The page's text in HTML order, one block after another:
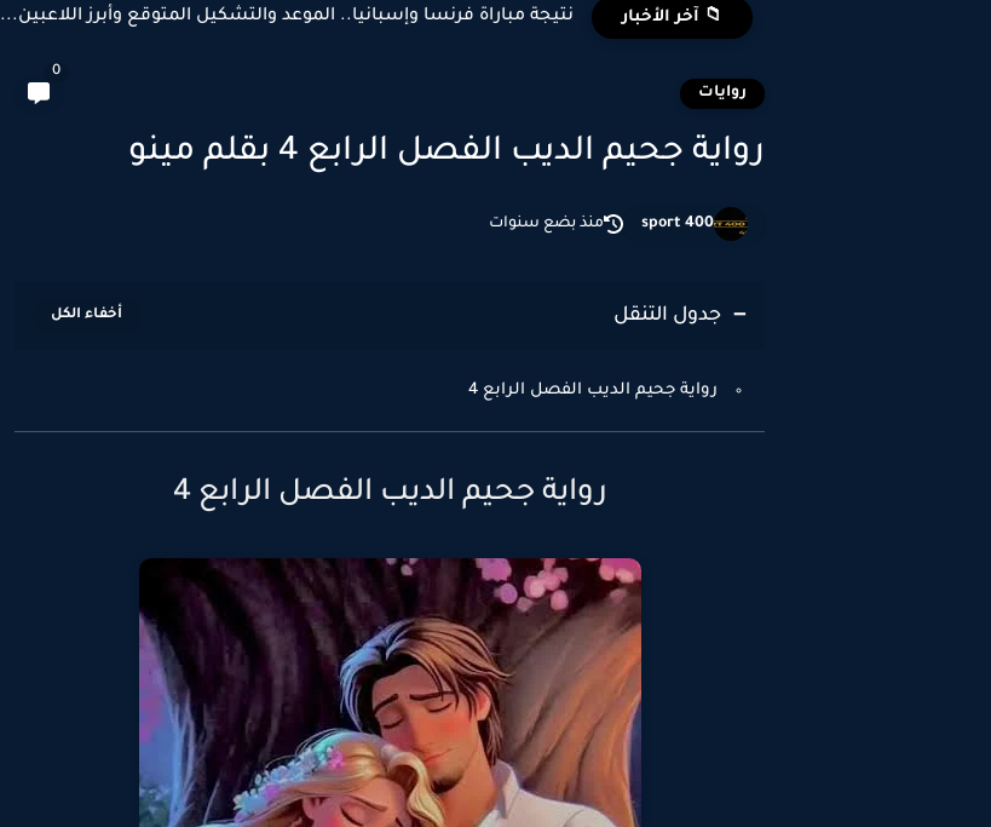
📁 آخر الأخبار نتيجة مباراة فرنسا وإسبانيا.. الموعد والتشكيل المتوقع وأبرز اللاعبين...
روايات
0
رواية جحيم الديب الفصل الرابع 4 بقلم مينو
sport 400 منذ بضع سنوات
جدول التنقل
رواية جحيم الديب الفصل الرابع 4
رواية جحيم الديب الفصل الرابع 4